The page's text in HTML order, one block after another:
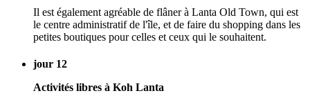
Il est également agréable de flâner à Lanta Old Town, qui est
le centre administratif de l'île, et de faire du shopping dans les
petites boutiques pour celles et ceux qui le souhaitent.
jour 12
Activités libres à Koh Lanta